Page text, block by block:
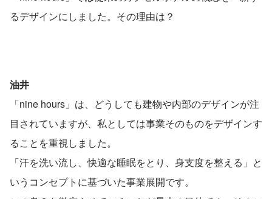
るデザインにしました。その理由は？
油井
「nine hours」は、どうしても建物や内部のデザインが注
目されていますが、私としては事業そのものをデザインす
ることを重視しました。
「汗を洗い流し、快適な睡眠をとり、身支度を整える」と
いうコンセプトに基づいた事業展開です。